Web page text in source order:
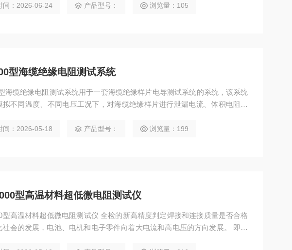
间：2026-06-24 产品型号： 浏览量：105
型海缆绝缘电阻测试系统
海缆绝缘电阻测试系统用于一套海缆绝缘样片电导测试系统的系统，该系统
拟不同温度、不同电压工况下，对海缆绝缘样片进行泄漏电流、体积电阻率
缆绝缘材料选型、性能优化及服役寿命评估提供核心数据支撑。
间：2026-05-18 产品型号： 浏览量：199
型高温材料超低微电阻测试仪
型高温材料超低微电阻测试仪 全检的新高精度判定焊接和连接质量是否合格
社会的发展，电池、电机和电子零件向着大电流和高电压的方向发展。 即使